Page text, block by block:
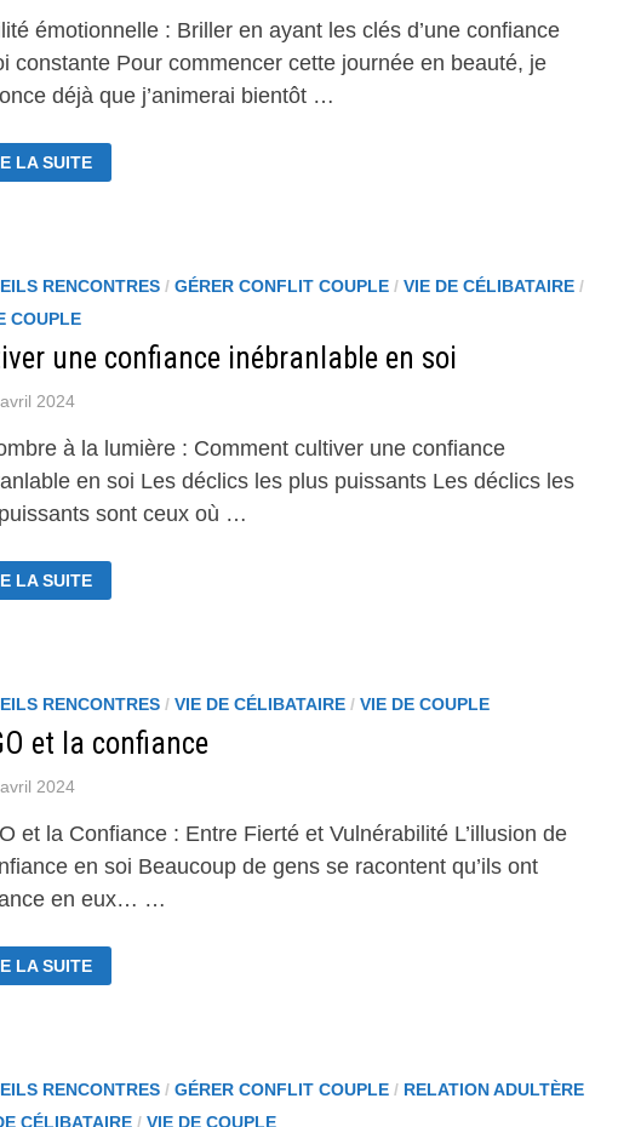
émotionnelle : Briller en ayant les clés d’une confiance
constante Pour commencer cette journée en beauté, je
déjà que j’animerai bientôt …
LA SUITE
RENCONTRES/ GÉRER CONFLIT COUPLE/ VIE DE CÉLIBATAIRE/
COUPLE
une confiance inébranlable en soi
2024
à la lumière : Comment cultiver une confiance
en soi Les déclics les plus puissants Les déclics les
sont ceux où …
LA SUITE
RENCONTRES/ VIE DE CÉLIBATAIRE/ VIE DE COUPLE
et la confiance
2024
et la Confiance : Entre Fierté et Vulnérabilité L’illusion de
en soi Beaucoup de gens se racontent qu’ils ont
en eux… …
LA SUITE
RENCONTRES/ GÉRER CONFLIT COUPLE/ RELATION ADULTÈRE
CÉLIBATAIRE/ VIE DE COUPLE